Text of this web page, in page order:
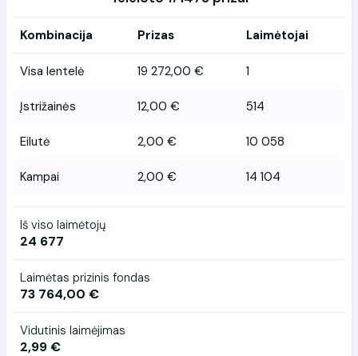
Kombinacija Prizas Laimėtojai
Visa lentelė 19 272,00 € 1
Įstrižainės 12,00 € 514
Eilutė 2,00 € 10 058
Kampai 2,00 € 14 104
Iš viso laimėtojų
24 677
Laimėtas prizinis fondas
73 764,00 €
Vidutinis laimėjimas
2,99 €